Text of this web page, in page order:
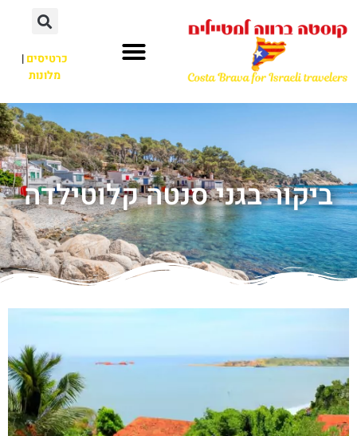
כרטיסים|
מלונות
ביקור בגני סנטה קלוטילדה